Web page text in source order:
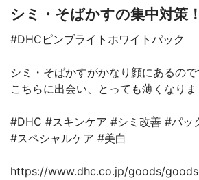
シミ・そばかすの集中対策
#DHCピンブライトホワイトパック
シミ・そばかすがかなり顔にあるので
こちらに出会い、とっても薄くなりま
#DHC #スキンケア #シミ改善 #パッ
#スペシャルケア #美白
https://www.dhc.co.jp/goods/